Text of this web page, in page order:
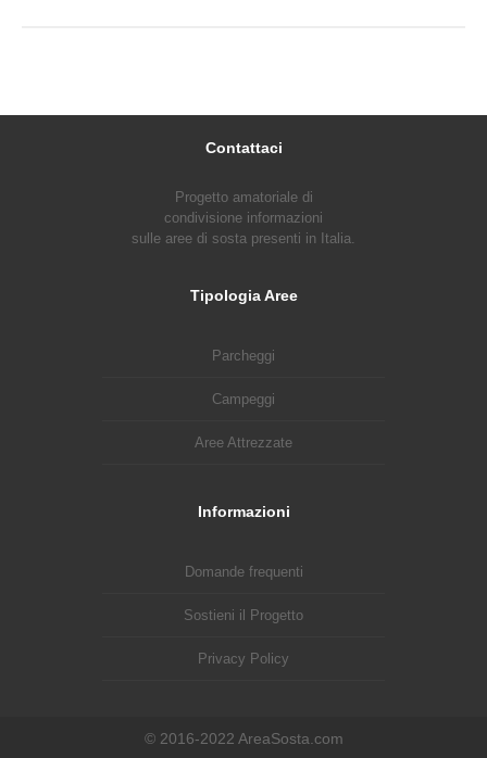
Contattaci
Progetto amatoriale di
condivisione informazioni
sulle aree di sosta presenti in Italia.
Tipologia Aree
Parcheggi
Campeggi
Aree Attrezzate
Informazioni
Domande frequenti
Sostieni il Progetto
Privacy Policy
© 2016-2022 AreaSosta.com